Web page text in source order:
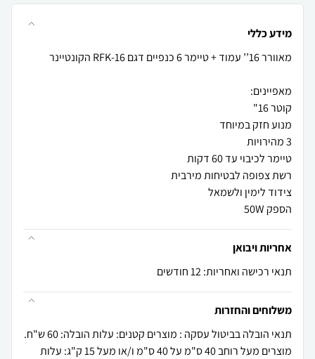
מידע כללי
הספק 50W
אחריות ויבואן
תנאי רכישה ואחריות: 12 חודשים
משלוחים והחזרות
תנאי הובלה בביטול עסקה : מוצרים קטנים: עלות הובלה: 60 ש"ח.
מוצרים מעל רוחב 40 ס"מ על 40 ס"מ ו/או מעל 15 ק"ג: עלות